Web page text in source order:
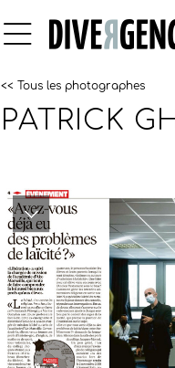
<< Tous les photographes
PATRICK